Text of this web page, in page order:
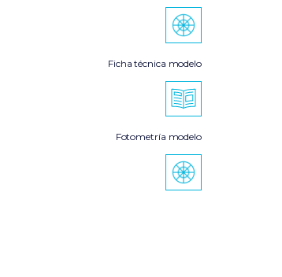
Ficha técnica modelo
Fotometría modelo